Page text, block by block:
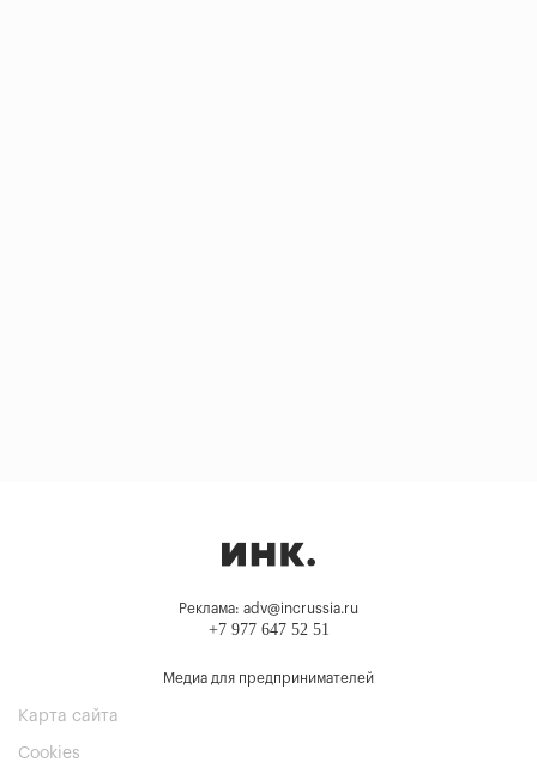
Реклама: adv@incrussia.ru
+7 977 647 52 51
Медиа для предпринимателей
Карта сайта
Cookies